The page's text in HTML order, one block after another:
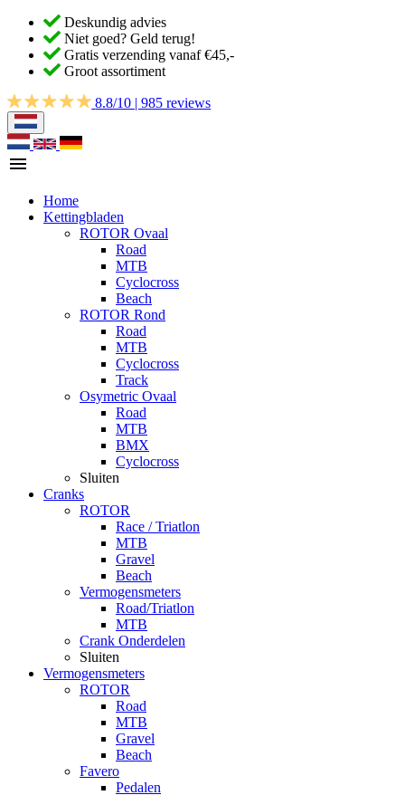
Deskundig advies
Niet goed? Geld terug!
Gratis verzending vanaf €45,-
Groot assortiment
8.8/10 | 985 reviews
Home
Kettingbladen
ROTOR Ovaal
Road
MTB
Cyclocross
Beach
ROTOR Rond
Road
MTB
Cyclocross
Track
Osymetric Ovaal
Road
MTB
BMX
Cyclocross
Sluiten
Cranks
ROTOR
Race / Triatlon
MTB
Gravel
Beach
Vermogensmeters
Road/Triatlon
MTB
Crank Onderdelen
Sluiten
Vermogensmeters
ROTOR
Road
MTB
Gravel
Beach
Favero
Pedalen